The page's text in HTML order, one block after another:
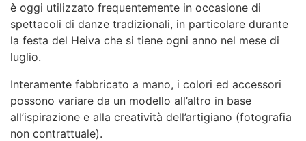
è oggi utilizzato frequentemente in occasione di
spettacoli di danze tradizionali, in particolare durante
la festa del Heiva che si tiene ogni anno nel mese di
luglio.
Interamente fabbricato a mano, i colori ed accessori
possono variare da un modello all’altro in base
all’ispirazione e alla creatività dell’artigiano (fotografia
non contrattuale).